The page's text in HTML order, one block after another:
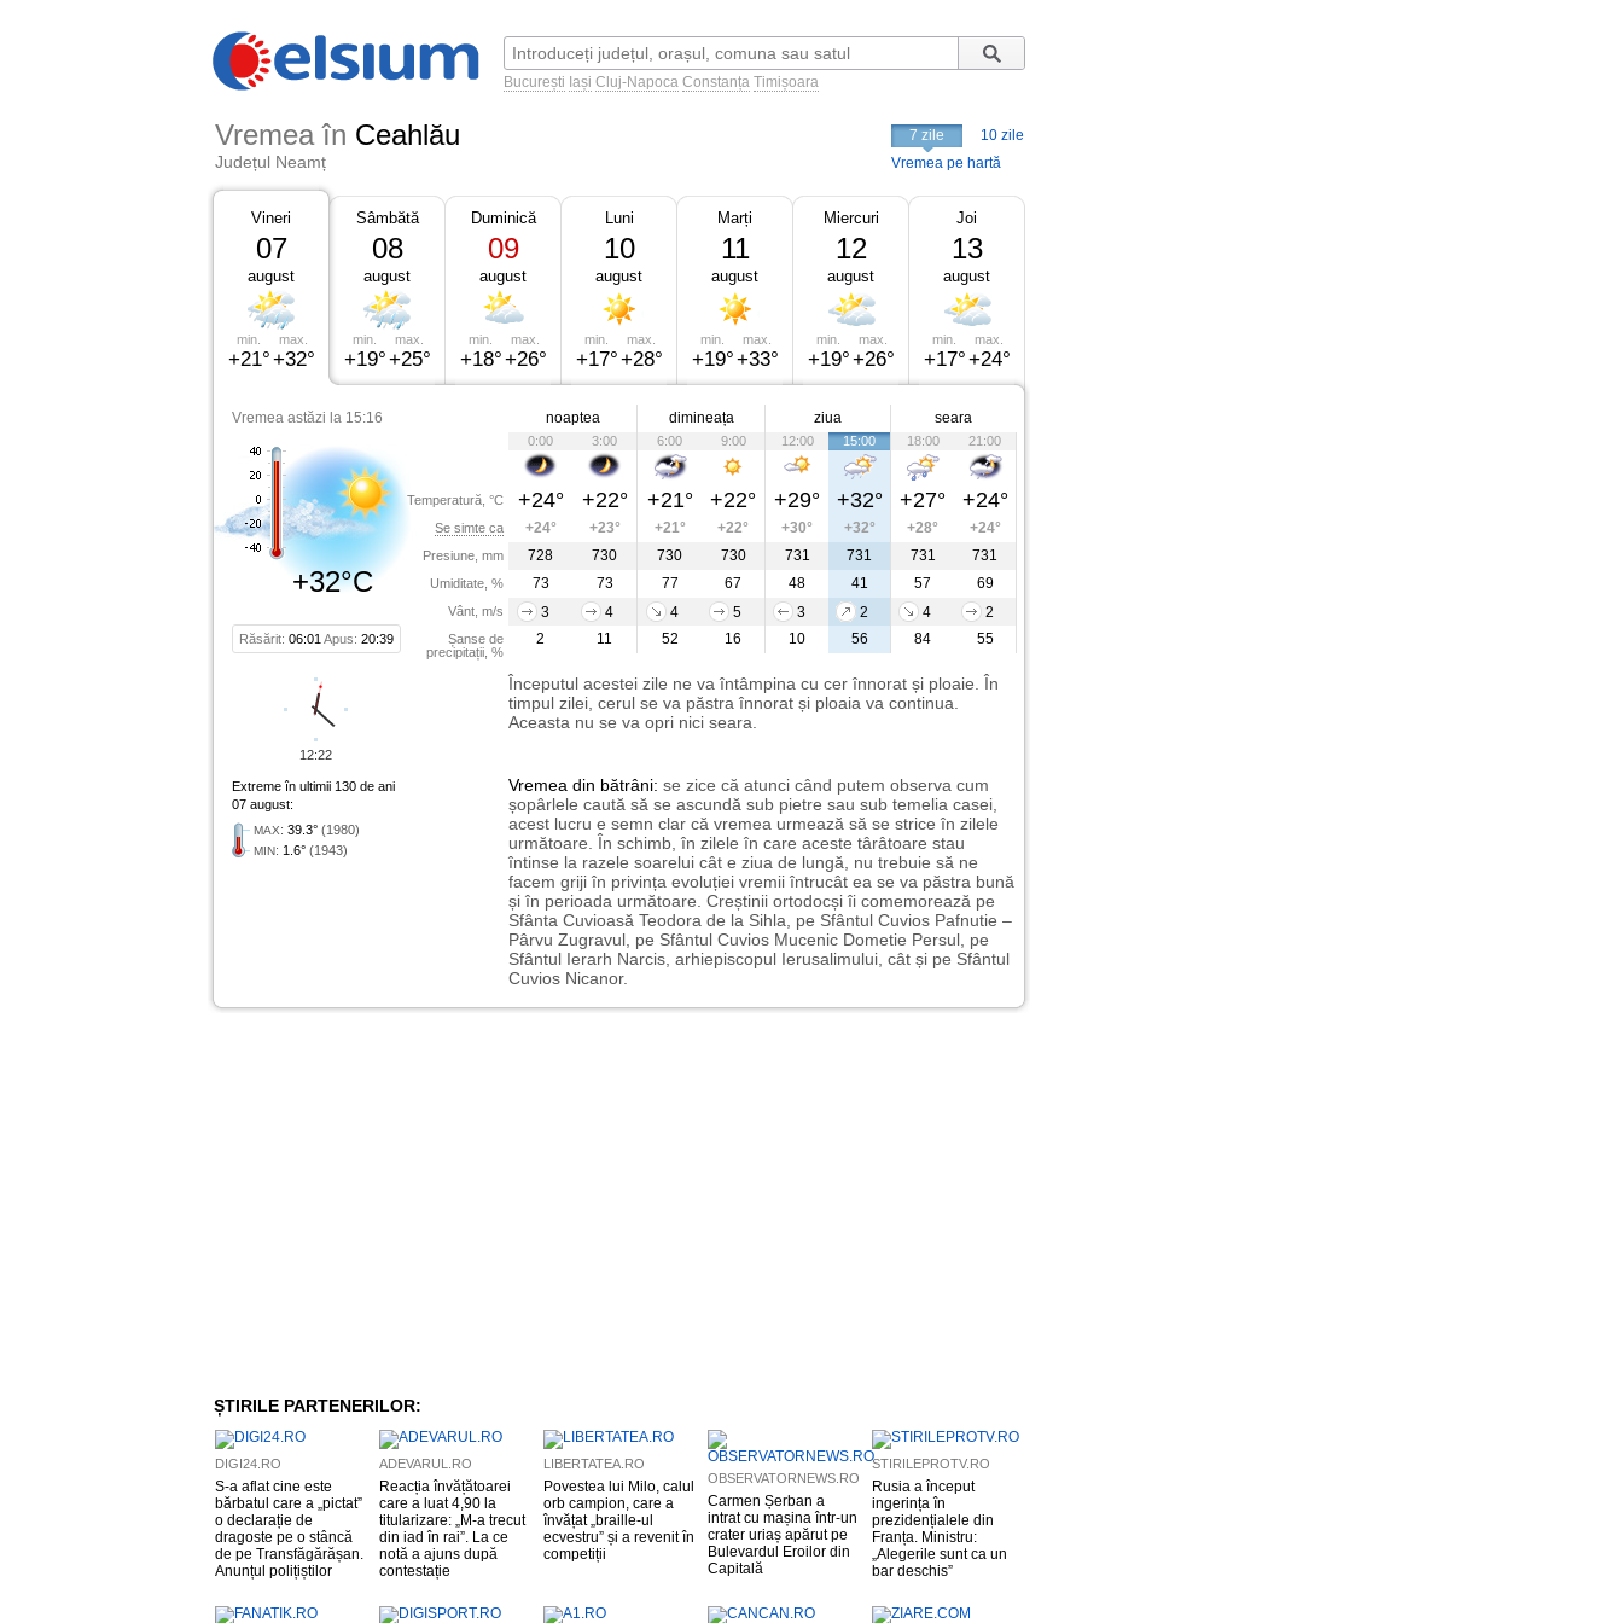
București Iași Cluj-Napoca Constanța Timișoara
Vremea în Ceahlău
Județul Neamț
7 zile
10 zile
Vremea pe hartă
Vineri
07
august
min.
+21°
max.
+32°
Sâmbătă
08
august
min.
+19°
max.
+25°
Duminică
09
august
min.
+18°
max.
+26°
Luni
10
august
min.
+17°
max.
+28°
Marți
11
august
min.
+19°
max.
+33°
Miercuri
12
august
min.
+19°
max.
+26°
Joi
13
august
min.
+17°
max.
+24°
Vremea astăzi la 15:16
+32°C
Răsărit: 06:01 Apus: 20:39
Temperatură, °C
Se simte ca
Presiune, mm
Umiditate, %
Vânt, m/s
Șanse de
precipitații, %
noaptea dimineața ziua seara
0:00 3:00 6:00 9:00 12:00 15:00 18:00 21:00
+24° +22° +21° +22° +29° +32° +27° +24°
+24° +23° +21° +22° +30° +32° +28°
+24°
728
730 730 730 731 731 731
731
73
73 77 67 48 41 57
69
3
4 4 5 3 2 4
2
2
11 52 16 10 56 84 55
Începutul acestei zile ne va întâmpina cu cer înnorat și ploaie. În
timpul zilei, cerul se va păstra înnorat și ploaia va continua.
Aceasta nu se va opri nici seara.
Extreme în ultimii 130 de ani
07 august:
MAX: 39.3° (1980)
MIN: 1.6° (1943)
Vremea din bătrâni: se zice că atunci când putem observa cum
șopârlele caută să se ascundă sub pietre sau sub temelia casei,
acest lucru e semn clar că vremea urmează să se strice în zilele
următoare. În schimb, în zilele în care aceste târâtoare stau
întinse la razele soarelui cât e ziua de lungă, nu trebuie să ne
facem griji în privința evoluției vremii întrucât ea se va păstra bună
și în perioada următoare. Creștinii ortodocși îi comemorează pe
Sfânta Cuvioasă Teodora de la Sihla, pe Sfântul Cuvios Pafnutie –
Pârvu Zugravul, pe Sfântul Cuvios Mucenic Dometie Persul, pe
Sfântul Ierarh Narcis, arhiepiscopul Ierusalimului, cât și pe Sfântul
Cuvios Nicanor.
12:22
ȘTIRILE PARTENERILOR:
DIGI24.RO
S-a aflat cine este
bărbatul care a „pictat”
o declarație de
dragoste pe o stâncă
de pe Transfăgărășan.
Anunțul polițiștilor
ADEVARUL.RO
Reacția învățătoarei
care a luat 4,90 la
titularizare: „M-a trecut
din iad în rai”. La ce
notă a ajuns după
contestație
LIBERTATEA.RO
Povestea lui Milo, calul
orb campion, care a
învățat „braille-ul
ecvestru” și a revenit în
competiții
OBSERVATORNEWS.RO
Carmen Șerban a
intrat cu mașina într-un
crater uriaș apărut pe
Bulevardul Eroilor din
Capitală
STIRILEPROTV.RO
Rusia a început
ingerința în
prezidențialele din
Franța. Ministru:
„Alegerile sunt ca un
bar deschis”